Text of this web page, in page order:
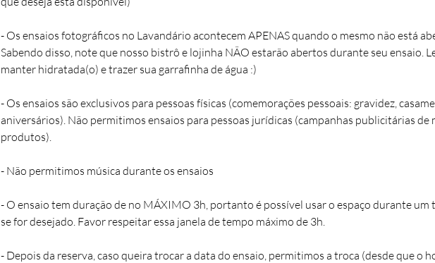
- Os ensaios fotográficos no Lavandário acontecem APENAS quando o mesmo não está
Sabendo disso, note que nosso bistrô e lojinha NÃO estarão abertos durante seu ensaio.
manter hidratada(o) e trazer sua garrafinha de água :)
- Os ensaios são exclusivos para pessoas físicas (comemorações pessoais: gravidez,
aniversários). Não permitimos ensaios para pessoas jurídicas (campanhas publicitárias de
produtos).
- Não permitimos música durante os ensaios
- O ensaio tem duração de no MÁXIMO 3h, portanto é possível usar o espaço durante um
se for desejado. Favor respeitar essa janela de tempo máximo de 3h.
- Depois da reserva, caso queira trocar a data do ensaio, permitimos a troca (desde que o